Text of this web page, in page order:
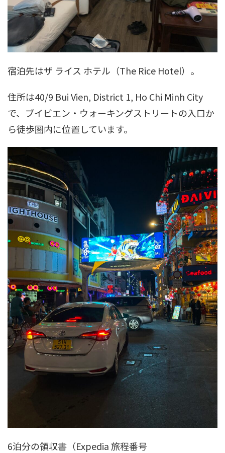
宿泊先はザ ライス ホテル（The Rice Hotel）。
住所は40/9 Bui Vien, District 1, Ho Chi Minh City
で、ブイビエン・ウォーキングストリートの入口か
ら徒歩圏内に位置しています。
6泊分の領収書（Expedia 旅程番号